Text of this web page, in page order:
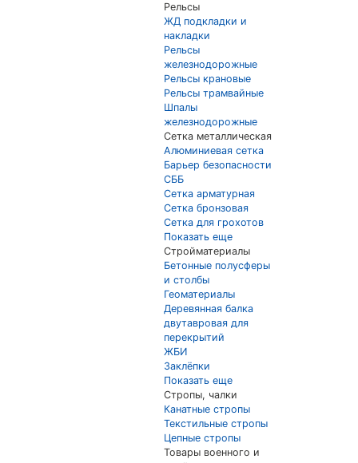
Рельсы
ЖД подкладки и
накладки
Рельсы
железнодорожные
Рельсы крановые
Рельсы трамвайные
Шпалы
железнодорожные
Сетка металлическая
Алюминиевая сетка
Барьер безопасности
СББ
Сетка арматурная
Сетка бронзовая
Сетка для грохотов
Показать еще
Стройматериалы
Бетонные полусферы
и столбы
Геоматериалы
Деревянная балка
двутавровая для
перекрытий
ЖБИ
Заклёпки
Показать еще
Стропы, чалки
Канатные стропы
Текстильные стропы
Цепные стропы
Товары военного и